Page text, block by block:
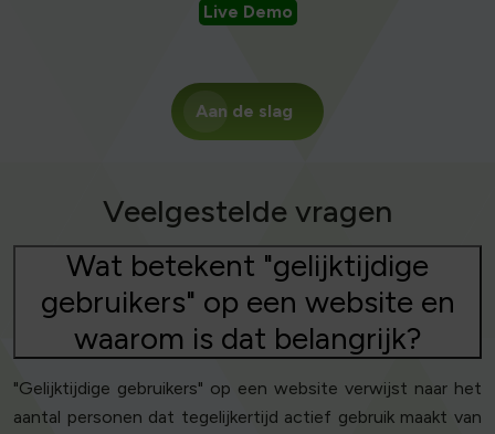
Live Demo
Aan de slag
Veelgestelde vragen
Wat betekent "gelijktijdige
gebruikers" op een website en
waarom is dat belangrijk?
"Gelijktijdige gebruikers" op een website verwijst naar het
aantal personen dat tegelijkertijd actief gebruik maakt van